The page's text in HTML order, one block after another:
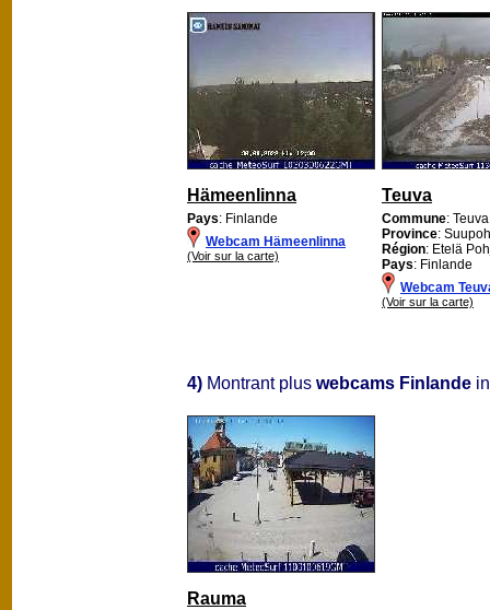
Hämeenlinna
Pays: Finlande
Webcam Hämeenlinna
(Voir sur la carte)
Teuva
Commune: Teuva
Province:
Région: Etelä
Pays: Finlande
Webcam
(Voir sur la carte)
4) Montrant plus webcams Finlande
Rauma